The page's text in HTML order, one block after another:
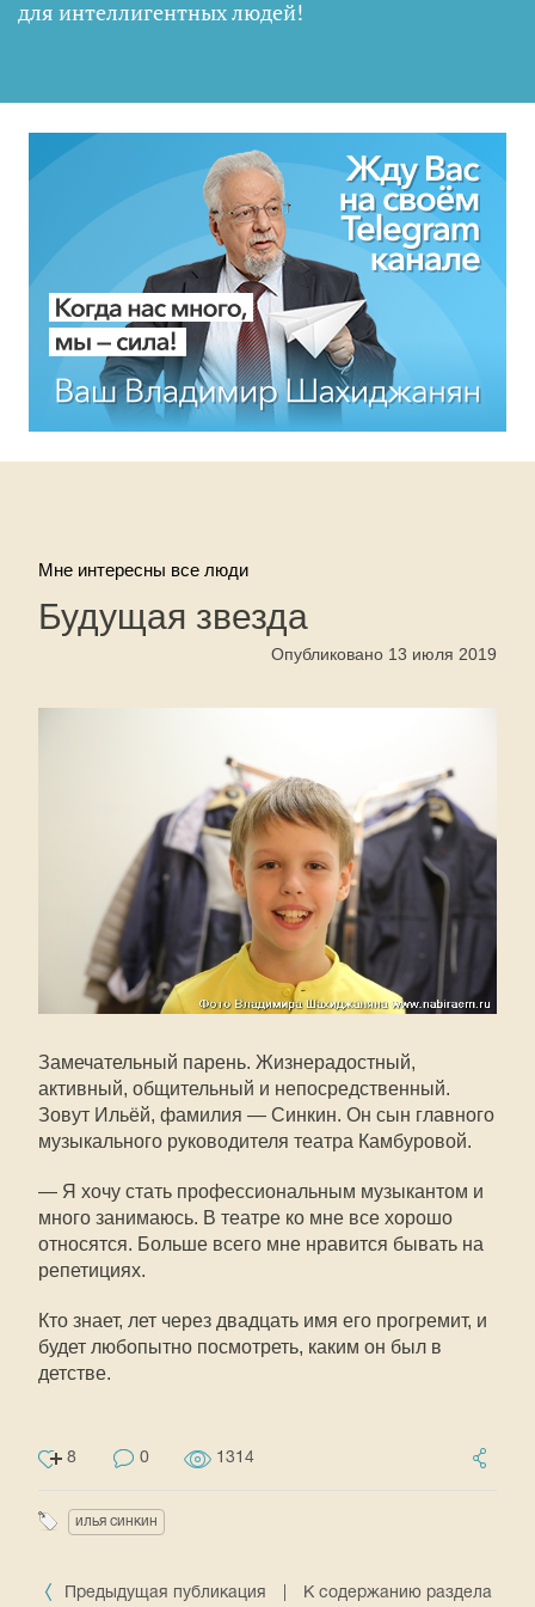
для интеллигентных людей!
Мне интересны все люди
Будущая звезда
Опубликовано 13 июля 2019
Замечательный парень. Жизнерадостный,
активный, общительный и непосредственный.
Зовут Ильёй, фамилия — Синкин. Он сын главного
музыкального руководителя театра Камбуровой.
— Я хочу стать профессиональным музыкантом и
много занимаюсь. В театре ко мне все хорошо
относятся. Больше всего мне нравится бывать на
репетициях.
Кто знает, лет через двадцать имя его прогремит, и
будет любопытно посмотреть, каким он был в
детстве.
8 0 1314
илья синкин
Предыдущая публикация
К содержанию раздела